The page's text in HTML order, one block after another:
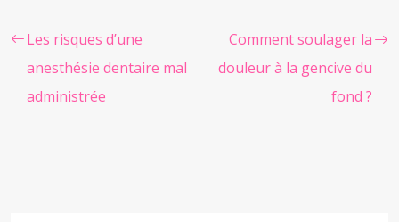
Les risques d’une
anesthésie dentaire mal
administrée
Comment soulager la
douleur à la gencive du
fond ?